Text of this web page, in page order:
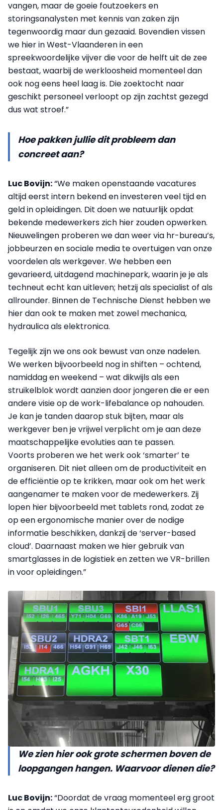
vangen, maar de goeie foutzoekers en
storingsanalysten met kennis van zaken zijn
tegenwoordig maar dun gezaaid. Bovendien vissen
we hier in West-Vlaanderen in een
spreekwoordelijke vijver die voor de helft uit de zee
bestaat, waarbij de werkloosheid momenteel dan
ook nog eens heel laag is. Die zoektocht naar
geschikt personeel verloopt op zijn zachtst gezegd
dus wat stroef.”
Hoe pakken jullie dit probleem dan
concreet aan?
Luc Bovijn:“We maken openstaande vacatures
altijd eerst intern bekend en investeren veel tijd en
geld in opleidingen. Dit doen we natuurlijk opdat
bekende medewerkers zich hier zouden opwerken.
Nieuwelingen proberen we dan weer via hr-bureau’s,
jobbeurzen en sociale media te overtuigen van onze
voordelen als werkgever. We hebben een
gevarieerd, uitdagend machinepark, waarin je je als
techneut echt kan uitleven; hetzij als specialist of als
allrounder. Binnen de Technische Dienst hebben we
hier dan ook te maken met zowel mechanica,
hydraulica als elektronica.
Tegelijk zijn we ons ook bewust van onze nadelen.
We werken bijvoorbeeld nog in shiften – ochtend,
namiddag en weekend – wat dikwijls als een
struikelblok wordt aanzien door jongeren die er een
andere visie op de work-lifebalance op nahouden.
Je kan je tanden daarop stuk bijten, maar als
werkgever ben je vrijwel verplicht om je aan deze
maatschappelijke evoluties aan te passen.
Voorts proberen we het werk ook ‘smarter’ te
organiseren. Dit niet alleen om de productiviteit en
de efficiëntie op te krikken, maar ook om het werk
aangenamer te maken voor de medewerkers. Zij
lopen hier bijvoorbeeld met tablets rond, zodat ze
op een ergonomische manier over de nodige
informatie beschikken, dankzij de ‘server-based
cloud’. Daarnaast maken we hier gebruik van
smartglasses in de logistiek en zetten we VR-brillen
in voor opleidingen.”
We zien hier ook grote schermen boven de
loopgangen hangen. Waarvoor dienen die?
Luc Bovijn:“Doordat de vraag momenteel erg groot